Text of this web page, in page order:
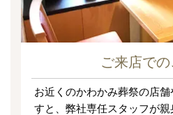
ご来店で
お近くのかわかみ葬祭の店
すと、弊社専任スタッフが